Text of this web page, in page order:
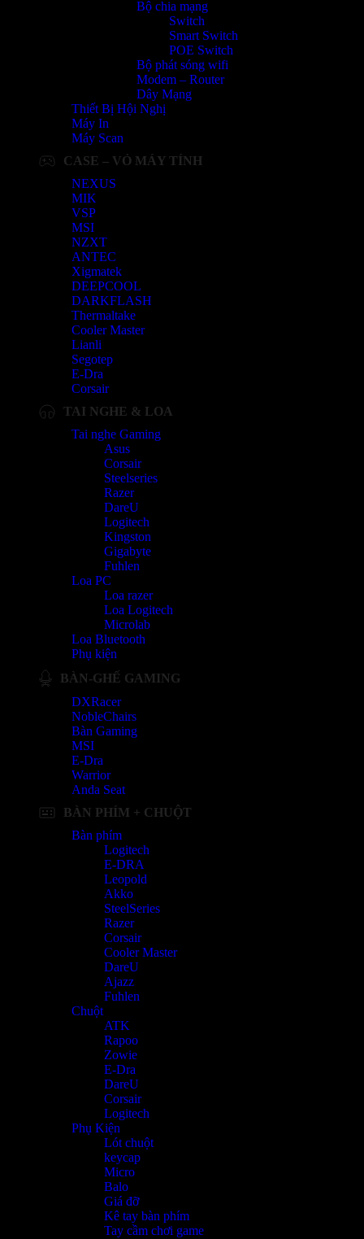
Bộ chia mạng
Switch
Smart Switch
POE Switch
Bộ phát sóng wifi
Modem – Router
Dây Mạng
Thiết Bị Hội Nghị
Máy In
Máy Scan
CASE – VỎ MÁY TÍNH
NEXUS
MIK
VSP
MSI
NZXT
ANTEC
Xigmatek
DEEPCOOL
DARKFLASH
Thermaltake
Cooler Master
Lianli
Segotep
E-Dra
Corsair
TAI NGHE & LOA
Tai nghe Gaming
Asus
Corsair
Steelseries
Razer
DareU
Logitech
Kingston
Gigabyte
Fuhlen
Loa PC
Loa razer
Loa Logitech
Microlab
Loa Bluetooth
Phụ kiện
BÀN-GHẾ GAMING
DXRacer
NobleChairs
Bàn Gaming
MSI
E-Dra
Warrior
Anda Seat
BÀN PHÍM + CHUỘT
Bàn phím
Logitech
E-DRA
Leopold
Akko
SteelSeries
Razer
Corsair
Cooler Master
DareU
Ajazz
Fuhlen
Chuột
ATK
Rapoo
Zowie
E-Dra
DareU
Corsair
Logitech
Phụ Kiện
Lót chuột
keycap
Micro
Balo
Giá đỡ
Kê tay bàn phím
Tay cầm chơi game